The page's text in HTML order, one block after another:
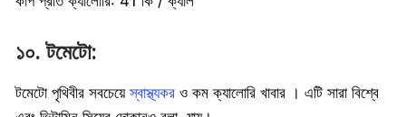
১০. টমেটো:
টমেটো পৃথিবীর সবচেয়েস্বাস্থ্যকর ও কম ক্যালোরি খাবার । এটি সারা বিশ্বে